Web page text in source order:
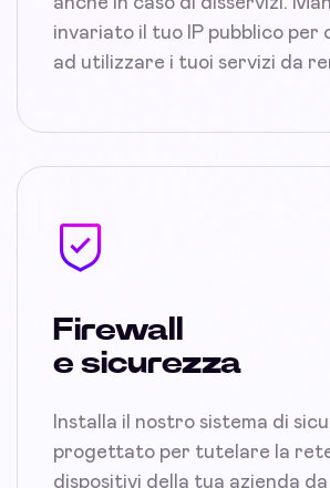
invariato il tuo IP pubblico per
ad utilizzare i tuoi servizi da
Firewall
e sicurezza
Installa il nostro sistema di
progettato per tutelare la
dispositivi della tua azienda